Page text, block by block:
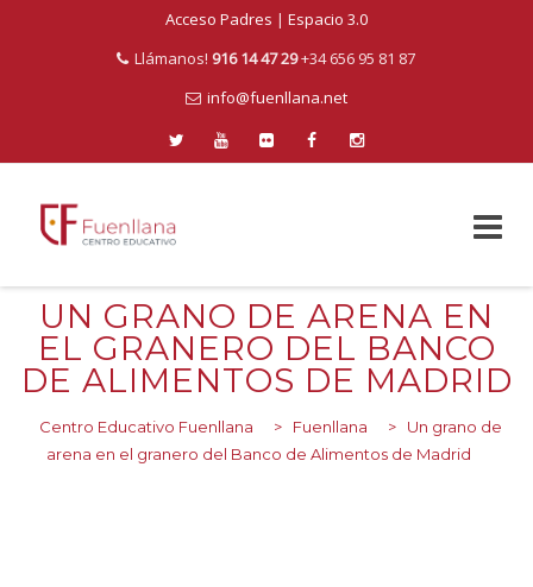
Acceso Padres | Espacio 3.0
Llámanos! 916 14 47 29+34 656 95 81 87
info@fuenllana.net
Skip
content
UN GRANO DE ARENA EN
EL GRANERO DEL BANCO
DE ALIMENTOS DE MADRID
Centro Educativo Fuenllana > Fuenllana >
Un grano de
arena en el granero del Banco de Alimentos de Madrid